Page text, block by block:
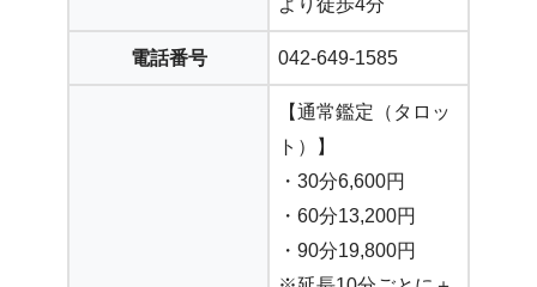
より徒歩4分
電話番号 042-649-1585
【通常鑑定（タロッ
ト）】
・30分6,600円
・60分13,200円
・90分19,800円